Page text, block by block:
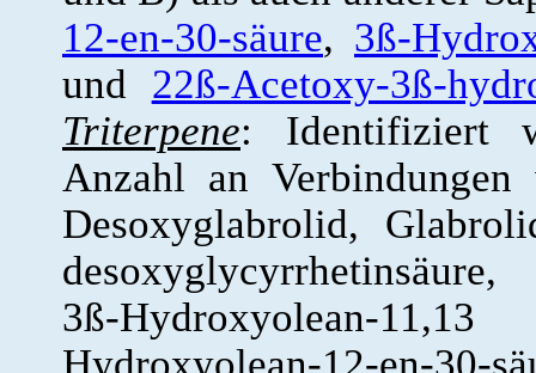
12-en-30-säure, 3ß-
und 22ß-Acetoxy-3ß-
Triterpene: Identifiziert
Anzahl an
Desoxyglabrolid,
3ß-Hydroxyolean-
Hydroxyolean-12-en-